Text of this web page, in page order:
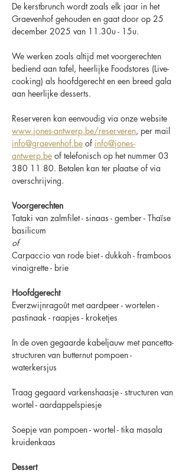
De kerstbrunch wordt zoals elk jaar in het
Graevenhof gehouden en gaat door op 25
december 2025 van 11.30u - 15u.
We werken zoals altijd met voorgerechten
bediend aan tafel, heerlijke Foodstores (Live-
cooking) als hoofdgerecht en een breed gala
aan heerlijke desserts.
Reserveren kan eenvoudig via onze website
www.jones-antwerp.be/reserveren, per mail
info@graevenhof.be of info@jones-
antwerp.be of telefonisch op het nummer 03
380 11 80. Betalen kan ter plaatse of via
overschrijving.
Voorgerechten
Tataki van zalmfilet - sinaas - gember - Thaïse
basilicum
of
Carpaccio van rode biet - dukkah - framboos
vinaigrette - brie
Hoofdgerecht
Everzwijnragoût met aardpeer - wortelen -
pastinaak - raapjes - kroketjes
In de oven gegaarde kabeljauw met pancetta-
structuren van butternut pompoen -
waterkersjus
Traag gegaard varkenshaasje - structuren van
wortel - aardappelspiesje
Soepje van pompoen - wortel - tika masala
kruidenkaas
Dessert